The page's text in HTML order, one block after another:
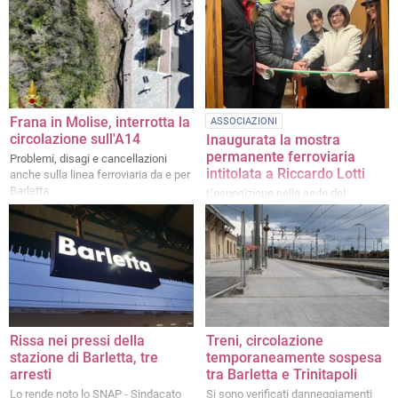
concittadino Davide Maria
Boccaccio
pescatori e borgo marinaro”
Frana in Molise, interrotta la
circolazione sull'A14
Problemi, disagi e cancellazioni
anche sulla linea ferroviaria da e per
Barletta
ASSOCIAZIONI
Inaugurata la mostra
permanente ferroviaria
intitolata a Riccardo Lotti
L’esposizione nella sede del
Dopolavoro ferroviario
Rissa nei pressi della
stazione di Barletta, tre
arresti
Lo rende noto lo SNAP - Sindacato
Treni, circolazione
temporaneamente sospesa
tra Barletta e Trinitapoli
Si sono verificati danneggiamenti